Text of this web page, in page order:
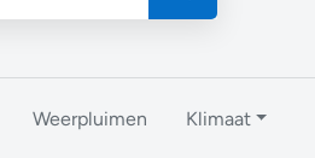
Weerpluimen Klimaat